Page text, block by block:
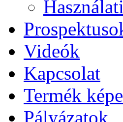
Videók
Kapcsolat
Termék
Pályázatok